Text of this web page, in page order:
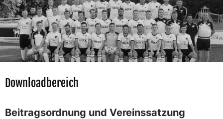
Downloadbereich
Beitragsordnung und Vereinssatzung